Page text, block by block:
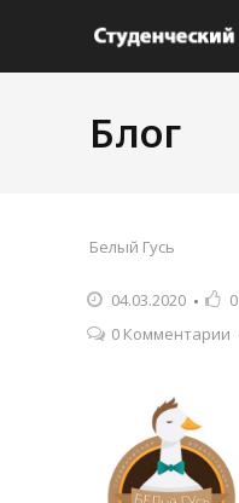
Блог
Белый Гусь
04.03.2020 0
0 Комментарии